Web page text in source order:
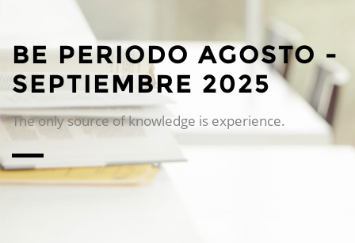
BE PERIODO AGOSTO -
SEPTIEMBRE 2025
The only source of knowledge is experience.